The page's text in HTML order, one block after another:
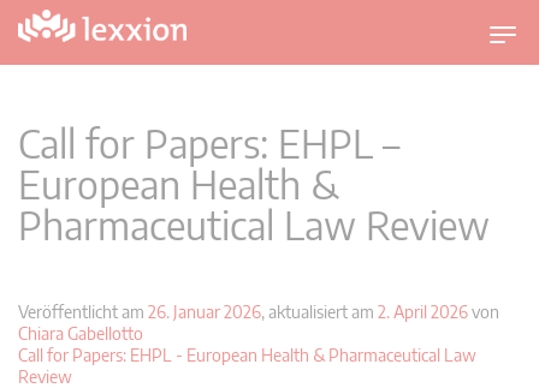
U
m
Call for Papers: EHPL –
European Health &
Pharmaceutical Law Review
Veröffentlicht am 26. Januar 2026, aktualisiert am 2. April 2026von
Chiara Gabellotto
Call for Papers: EHPL - European Health & Pharmaceutical Law
Review